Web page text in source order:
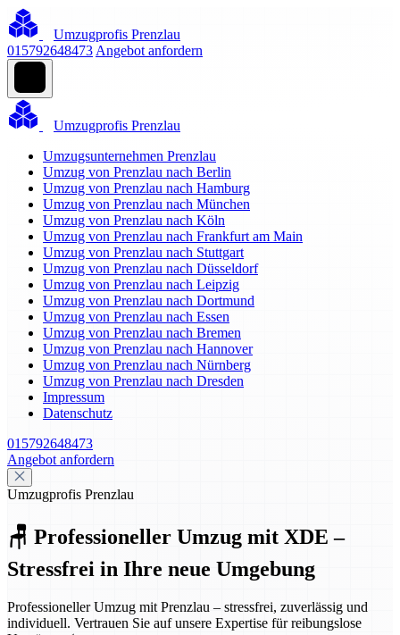
Umzugprofis Prenzlau
015792648473 Angebot anfordern
Umzugprofis Prenzlau
Umzugsunternehmen Prenzlau
Umzug von Prenzlau nach Berlin
Umzug von Prenzlau nach Hamburg
Umzug von Prenzlau nach München
Umzug von Prenzlau nach Köln
Umzug von Prenzlau nach Frankfurt am Main
Umzug von Prenzlau nach Stuttgart
Umzug von Prenzlau nach Düsseldorf
Umzug von Prenzlau nach Leipzig
Umzug von Prenzlau nach Dortmund
Umzug von Prenzlau nach Essen
Umzug von Prenzlau nach Bremen
Umzug von Prenzlau nach Hannover
Umzug von Prenzlau nach Nürnberg
Umzug von Prenzlau nach Dresden
Impressum
Datenschutz
015792648473
Angebot anfordern
Umzugprofis Prenzlau
🪑 Professioneller Umzug mit XDE –
Stressfrei in Ihre neue Umgebung
Professioneller Umzug mit Prenzlau – stressfrei, zuverlässig und
individuell. Vertrauen Sie auf unsere Expertise für reibungslose